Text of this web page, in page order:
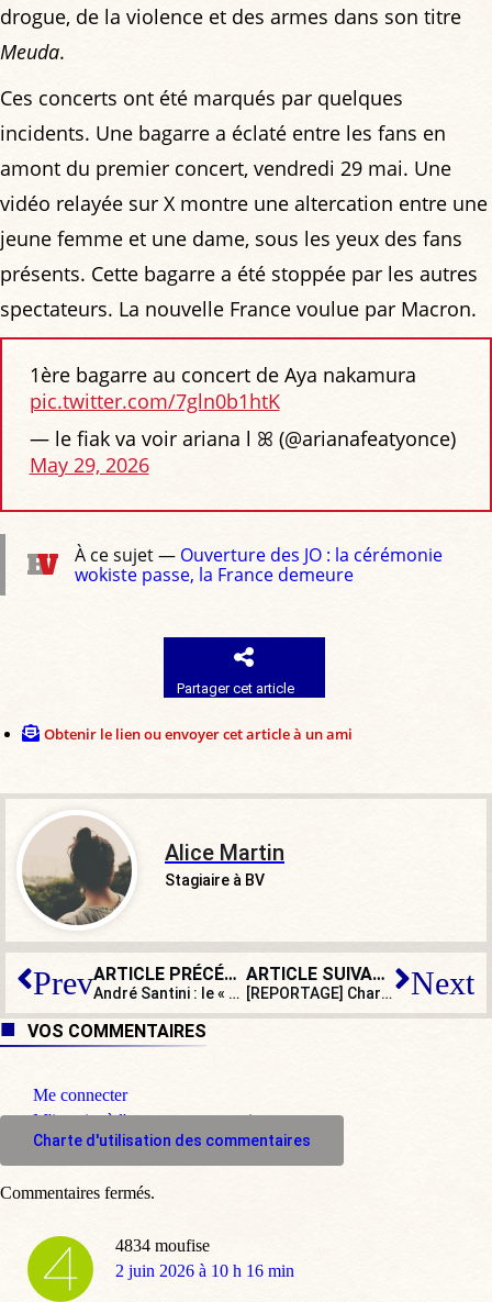
drogue, de la violence et des armes dans son titre
Meuda.
Ces concerts ont été marqués par quelques
incidents. Une bagarre a éclaté entre les fans en
amont du premier concert, vendredi 29 mai. Une
vidéo relayée sur X montre une altercation entre une
jeune femme et une dame, sous les yeux des fans
présents. Cette bagarre a été stoppée par les autres
spectateurs. La nouvelle France voulue par Macron.
1ère bagarre au concert de Aya nakamura
pic.twitter.com/7gln0b1htK
— le fiak va voir ariana l ꕤ (@arianafeatyonce)
May 29, 2026
À ce sujet — Ouverture des JO : la cérémonie
wokiste passe, la France demeure
Partager cet article
Obtenir le lien ou envoyer cet article à un ami
Alice Martin
Stagiaire à BV
Prev ARTICLE PRÉCÉDENT
André Santini : le « vieux briscard » à l’humour vache nous a quittés
ARTICLE SUIVANT
[REPORTAGE] Chartres : ce que cherchent les pèlerins venus de France et d’Europe Next
VOS COMMENTAIRES
Me connecter
M'inscrire à l'espace commentaire
Charte d'utilisation des commentaires
4834 moufise
dit
2 juin 2026 à 10 h 16 min
Commentaires fermés.